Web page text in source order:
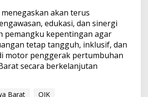
menegaskan akan terus
edukasi, dan sinergi
pemangku kepentingan agar
tetap tangguh, inklusif, dan
motor penggerak pertumbuhan
secara berkelanjutan
Barat
OJK